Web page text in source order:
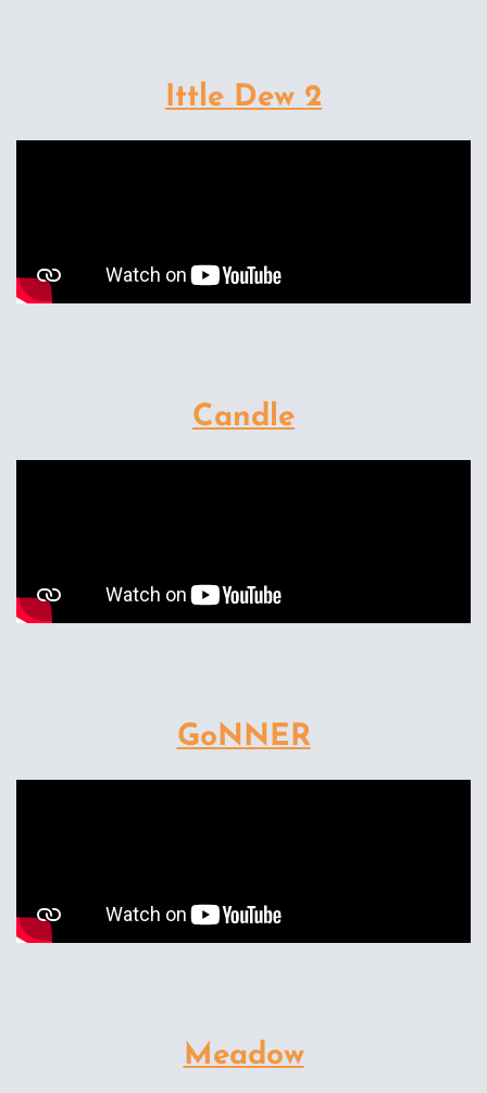
Ittle Dew 2
Candle
GoNNER
Meadow